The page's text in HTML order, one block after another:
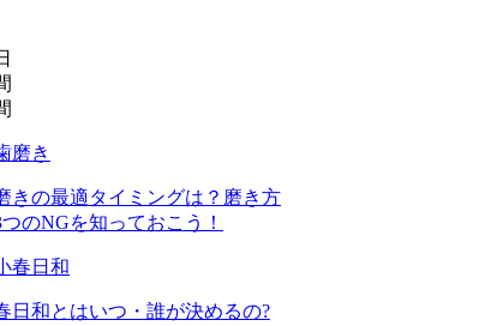
きの最適タイミングは？磨き方
のNGを知っておこう！
日和とはいつ・誰が決めるの?